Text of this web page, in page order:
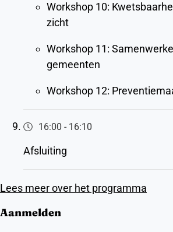
Workshop 10:
zicht
Workshop 11:
gemeenten
Workshop 12:
16:00 - 16:10
Afsluiting
Lees meer over het programma
Aanmelden